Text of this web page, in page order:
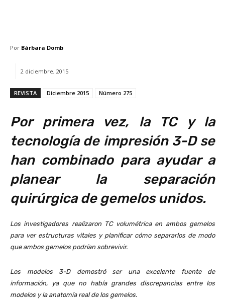
Por Bárbara Domb
2 diciembre, 2015
REVISTA Diciembre 2015 Número 275
Por primera vez, la TC y la
tecnología de impresión 3-D se
han combinado para ayudar a
planear la separación
quirúrgica de gemelos unidos.
Los investigadores realizaron TC volumétrica en ambos gemelos
para ver estructuras vitales y planificar cómo separarlos de modo
que ambos gemelos podrían sobrevivir.
Los modelos 3-D demostró ser una excelente fuente de
información, ya que no había grandes discrepancias entre los
modelos y la anatomía real de los gemelos.